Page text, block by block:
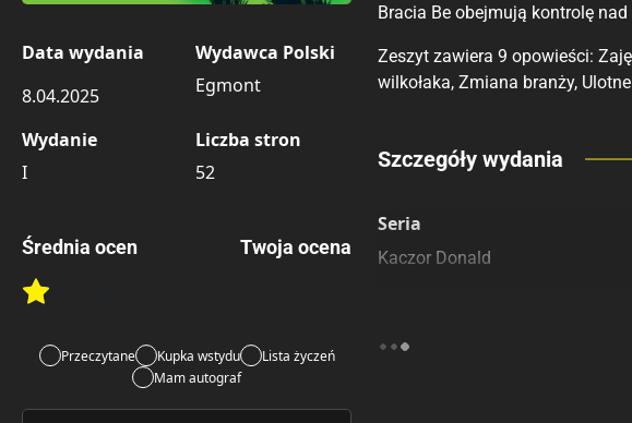
Data wydania
8.04.2025
Wydawca Polski
Egmont
Wydanie
I
Liczba stron
52
Średnia ocen
Rate this item:
Twoja ocena
Przeczytane Kupka wstydu
Lista życzeń
Mam autograf
Bracia Be obejmują kontrolę
Zeszyt zawiera 9 opowieści:
wilkołaka, Zmiana branży,
Porównaj ceny
Szczegóły wydania
Seria
Kaczor Donald